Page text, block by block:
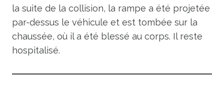
la suite de la collision, la rampe a été projetée
par-dessus le véhicule et est tombée sur la
chaussée, où il a été blessé au corps. Il reste
hospitalisé.